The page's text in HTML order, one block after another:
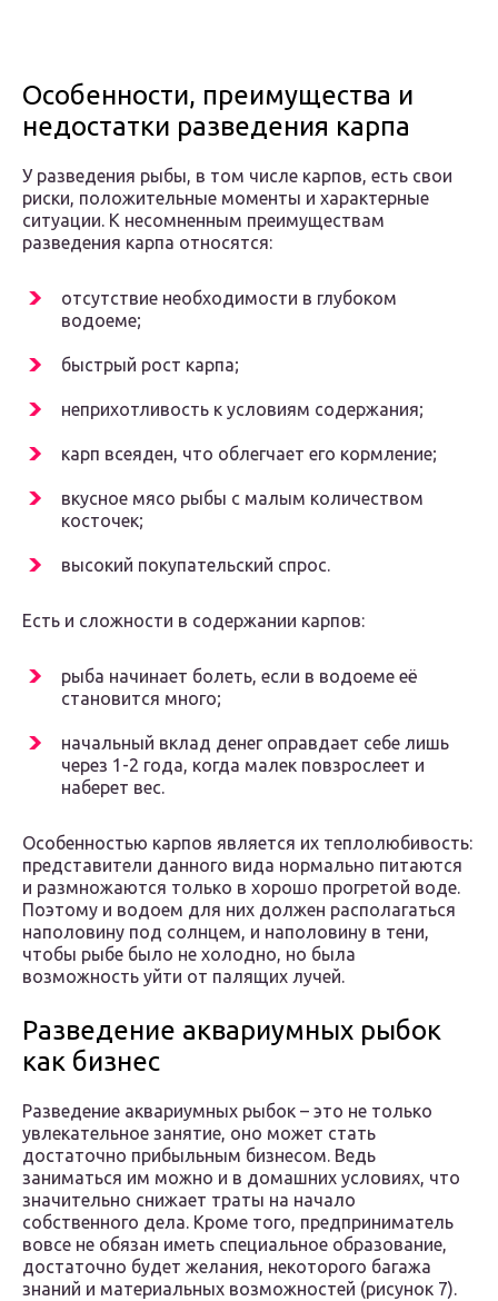
Особенности, преимущества и
недостатки разведения карпа
У разведения рыбы, в том числе карпов, есть свои
риски, положительные моменты и характерные
ситуации. К несомненным преимуществам
разведения карпа относятся:
отсутствие необходимости в глубоком
водоеме;
быстрый рост карпа;
неприхотливость к условиям содержания;
карп всеяден, что облегчает его кормление;
вкусное мясо рыбы с малым количеством
косточек;
высокий покупательский спрос.
Есть и сложности в содержании карпов:
рыба начинает болеть, если в водоеме её
становится много;
начальный вклад денег оправдает себе лишь
через 1-2 года, когда малек повзрослеет и
наберет вес.
Особенностью карпов является их теплолюбивость:
представители данного вида нормально питаются
и размножаются только в хорошо прогретой воде.
Поэтому и водоем для них должен располагаться
наполовину под солнцем, и наполовину в тени,
чтобы рыбе было не холодно, но была
возможность уйти от палящих лучей.
Разведение аквариумных рыбок
как бизнес
Разведение аквариумных рыбок – это не только
увлекательное занятие, оно может стать
достаточно прибыльным бизнесом. Ведь
заниматься им можно и в домашних условиях, что
значительно снижает траты на начало
собственного дела. Кроме того, предприниматель
вовсе не обязан иметь специальное образование,
достаточно будет желания, некоторого багажа
знаний и материальных возможностей (рисунок 7).